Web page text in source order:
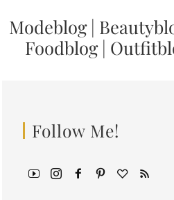
Modeblog|
Foodblog|
Follow Me!